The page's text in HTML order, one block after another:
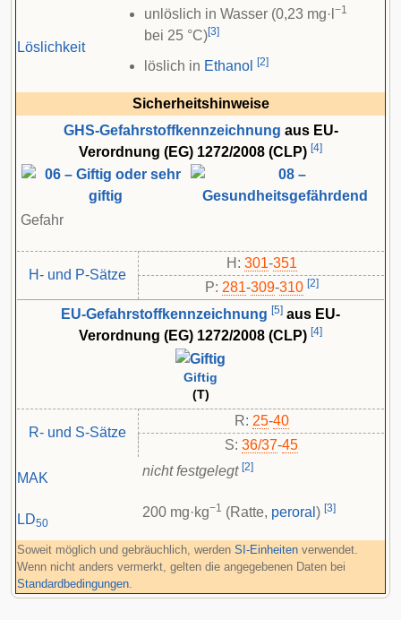
Löslichkeit
unlöslich in Wasser (0,23 mg·l −1
bei 25 °C)[3]
löslich in Ethanol [2]
Sicherheitshinweise
GHS-Gefahrstoffkennzeichnung aus EU-
Verordnung (EG) 1272/2008 (CLP) [4]
Gefahr
H- und P-Sätze
H: 301-351
P: 281-​309-​310 [2]
EU-Gefahrstoffkennzeichnung [5] aus EU-
Verordnung (EG) 1272/2008 (CLP) [4]
Giftig
(T)
R- und S-Sätze
R: 25-40
S: 36/37-45
MAK nicht festgelegt [2]
LD50
200 mg·kg−1 (Ratte, peroral ) [3]
Soweit möglich und gebräuchlich, werden SI-Einheiten verwendet.
Wenn nicht anders vermerkt, gelten die angegebenen Daten bei
Standardbedingungen.